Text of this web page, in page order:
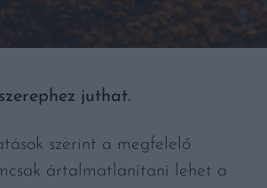
juthat.
szerint a megfelelő
ártalmatlanítani lehet a